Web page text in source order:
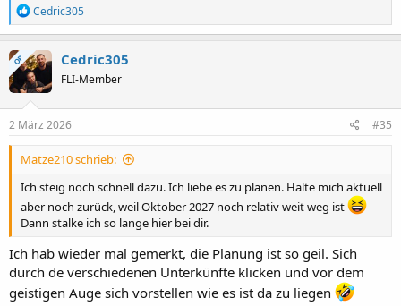
R
e
a
k
t
i
o
n
e
Cedric305
OP Cedric305
FLI-Member
2 März 2026 #35
Matze210 schrieb:
Ich steig noch schnell dazu. Ich liebe es zu planen. Halte mich aktuell
aber noch zurück, weil Oktober 2027 noch relativ weit weg ist
Dann stalke ich so lange hier bei dir.
Ich hab wieder mal gemerkt, die Planung ist so geil. Sich
durch de verschiedenen Unterkünfte klicken und vor dem
geistigen Auge sich vorstellen wie es ist da zu liegen